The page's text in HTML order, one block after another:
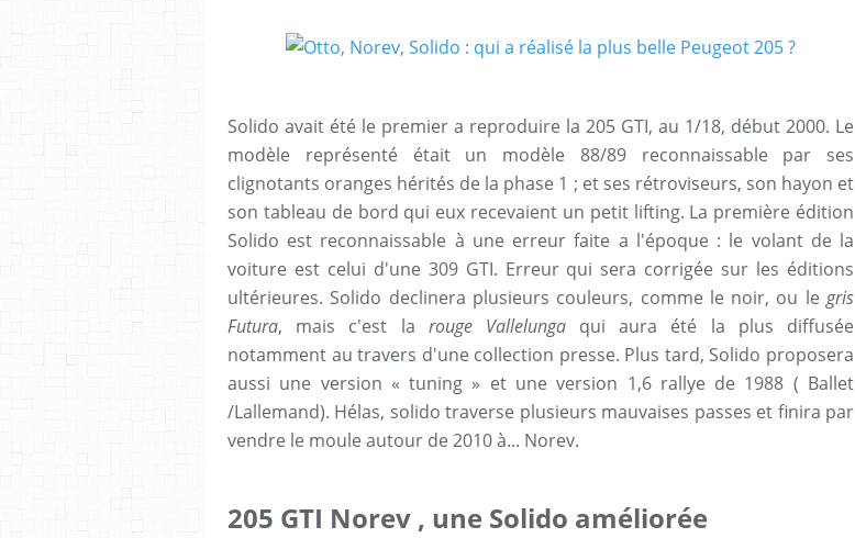
Solido avait été le premier a reproduire la 205 GTI, au 1/18, début 2000. Le
modèle représenté était un modèle 88/89 reconnaissable par ses
clignotants oranges hérités de la phase 1 ; et ses rétroviseurs, son hayon et
son tableau de bord qui eux recevaient un petit lifting. La première édition
Solido est reconnaissable à une erreur faite a l'époque : le volant de la
voiture est celui d'une 309 GTI. Erreur qui sera corrigée sur les éditions
ultérieures. Solido declinera plusieurs couleurs, comme le noir, ou le gris
Futura, mais c'est la rouge Vallelungaqui aura été la plus diffusée
notamment au travers d'une collection presse. Plus tard, Solido proposera
aussi une version « tuning » et une version 1,6 rallye de 1988 ( Ballet
/Lallemand). Hélas, solido traverse plusieurs mauvaises passes et finira par
vendre le moule autour de 2010 à... Norev.
205 GTI Norev , une Solido améliorée